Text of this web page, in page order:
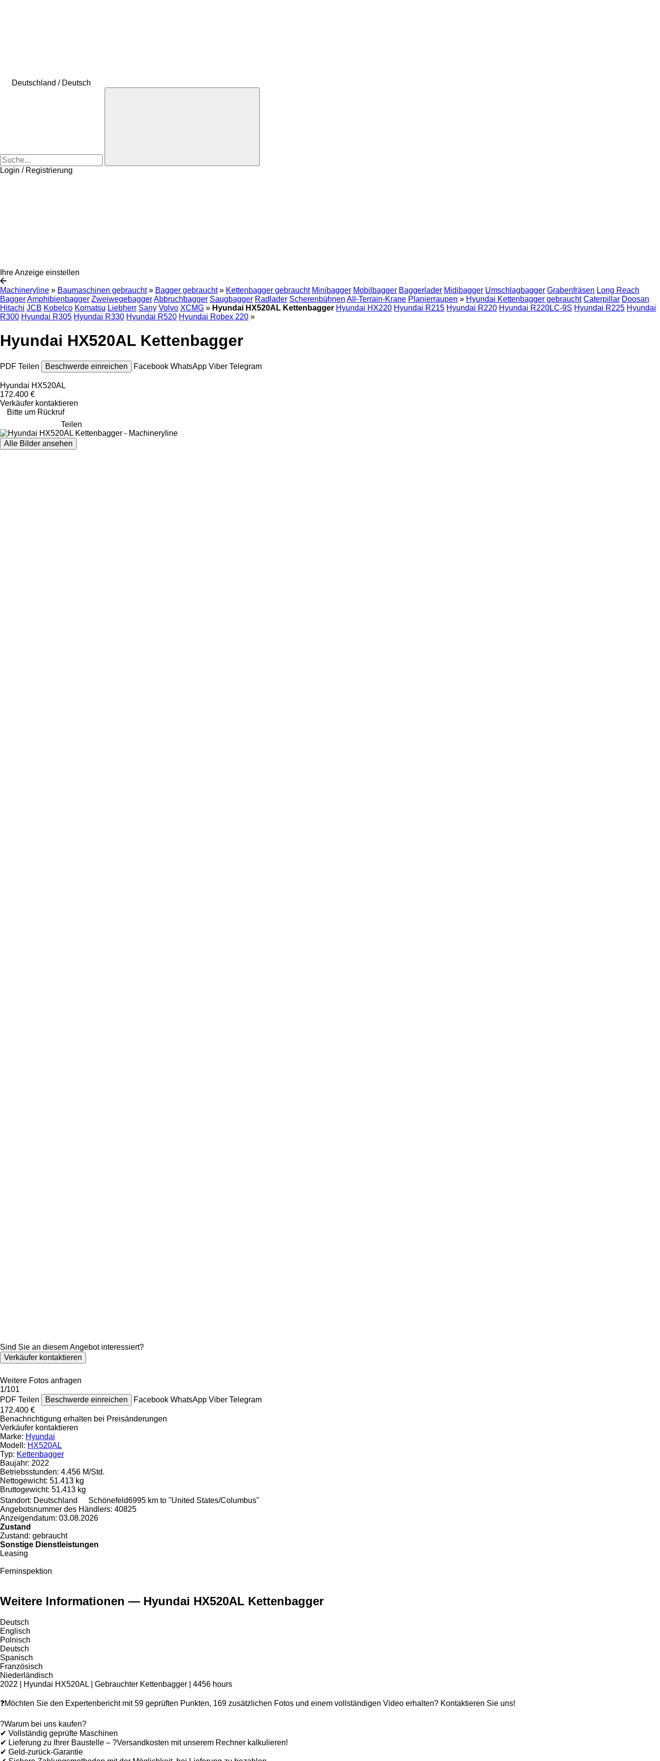
Deutschland / Deutsch
Login / Registrierung
Ihre Anzeige einstellen
Machineryline » Baumaschinen gebraucht » Bagger gebraucht » Kettenbagger gebraucht Minibagger Mobilbagger Baggerlader Midibagger Umschlagbagger Grabenfräsen Long Reach
BaggerAmphibienbagger ZweiwegebaggerAbbruchbagger Saugbagger Radlader Scherenbühnen All-Terrain-Krane Planierraupen » Hyundai Kettenbagger gebraucht Caterpillar Doosan
Hitachi JCB Kobelco Komatsu Liebherr Sany Volvo XCMG » Hyundai HX520AL Kettenbagger Hyundai HX220 Hyundai R215 Hyundai R220 Hyundai R220LC-9S Hyundai R225 Hyundai
R300 Hyundai R305 Hyundai R330 Hyundai R520 Hyundai Robex 220 »
Hyundai HX520AL Kettenbagger
PDF Teilen Beschwerde einreichen Facebook WhatsApp Viber Telegram
Hyundai HX520AL
172.400 €
Verkäufer kontaktieren
Bitte um Rückruf
Teilen
Alle Bilder ansehen
Sind Sie an diesem Angebot interessiert?
Verkäufer kontaktieren
Weitere Fotos anfragen
1/101
PDF Teilen Beschwerde einreichen Facebook WhatsApp Viber Telegram
172.400 €
Benachrichtigung erhalten bei Preisänderungen
Verkäufer kontaktieren
Marke: Hyundai
Modell: HX520AL
Typ: Kettenbagger
Baujahr: 2022
Betriebsstunden: 4.456 M/Std.
Nettogewicht: 51.413 kg
Bruttogewicht: 51.413 kg
Standort: Deutschland Schönefeld6995 km to "United States/Columbus"
Angebotsnummer des Händlers: 40825
Anzeigendatum: 03.08.2026
Zustand
Zustand: gebraucht
Sonstige Dienstleistungen
Leasing
Ferninspektion
Weitere Informationen — Hyundai HX520AL Kettenbagger
Deutsch
Englisch
Polnisch
Deutsch
Spanisch
Französisch
Niederländisch
2022 | Hyundai HX520AL | Gebrauchter Kettenbagger | 4456 hours
❓Möchten Sie den Expertenbericht mit 59 geprüften Punkten, 169 zusätzlichen Fotos und einem vollständigen Video erhalten? Kontaktieren Sie uns!
?Warum bei uns kaufen?
✔ Vollständig geprüfte Maschinen
✔ Lieferung zu Ihrer Baustelle – ?Versandkosten mit unserem Rechner kalkulieren!
✔ Geld-zurück-Garantie